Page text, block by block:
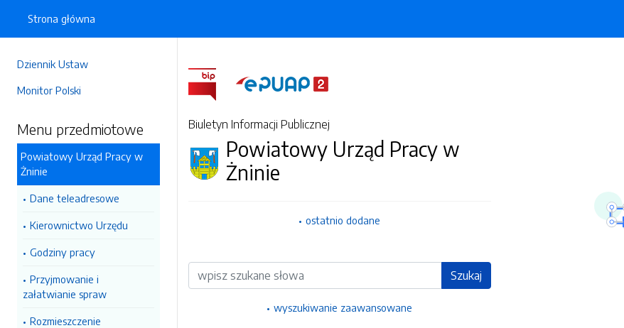
Dziennik Ustaw
Monitor Polski
Menu przedmiotowe
Powiatowy Urząd Pracy w
Żninie
Dane teleadresowe
Kierownictwo Urzędu
Godziny pracy
Przyjmowanie i
załatwianie spraw
Rozmieszczenie
Strona główna
Biuletyn Informacji Publicznej
Powiatowy Urząd Pracy w
Żninie
ostatnio dodane
Wyszukiwarka Szukaj
wyszukiwanie zaawansowane